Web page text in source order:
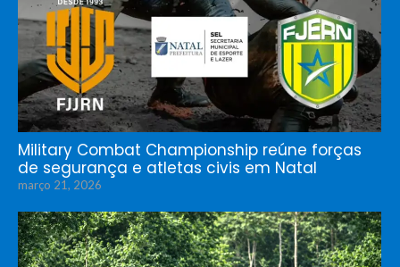
Military Combat Championship reúne forças
de segurança e atletas civis em Natal
março 21, 2026